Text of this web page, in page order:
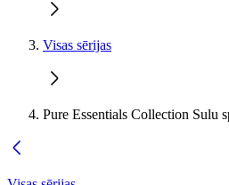
Visas sērijas
Pure Essentials Collection Sulu